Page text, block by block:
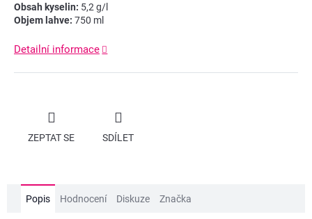
Obsah kyselin: 5,2 g/l
Objem lahve: 750 ml
Detailní informace
ZEPTAT SE SDÍLET
Popis Hodnocení Diskuze Značka